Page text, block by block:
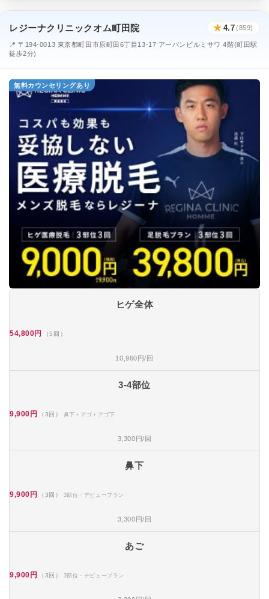
レジーナクリニックオム町田院 ★ 4.7(859)
📍 〒194-0013 東京都町田市原町田6丁目13-17 アーバンビルミサワ 4階(町田駅
徒歩2分)
無料カウンセリングあり
ヒゲ全体
54,800円 （5回）
10,960円/回
3-4部位
9,900円 （3回） 鼻下＋アゴ＋アゴ下
3,300円/回
鼻下
9,900円 （3回） 3部位・デビュープラン
3,300円/回
あご
9,900円 （3回） 3部位・デビュープラン